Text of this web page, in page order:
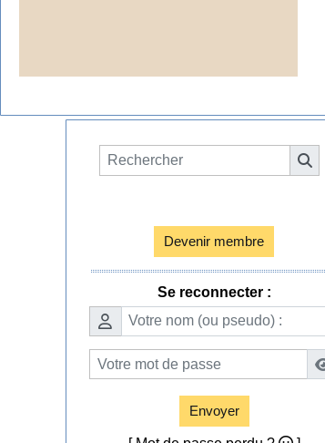
Devenir membre
Se reconnecter :
Envoyer